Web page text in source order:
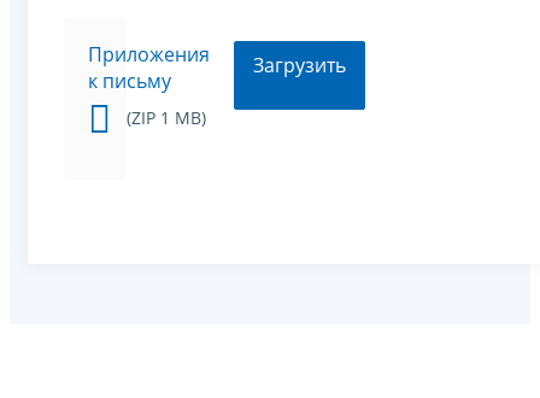
Приложения
к письму
(ZIP 1 MB)
Загрузить